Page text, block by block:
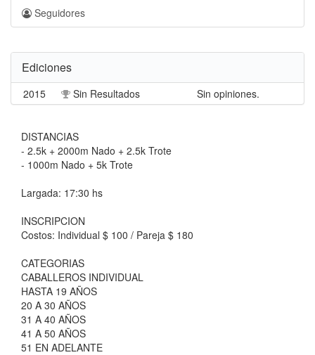
Seguidores
Ediciones
2015 Sin Resultados Sin opiniones.
DISTANCIAS
- 2.5k + 2000m Nado + 2.5k Trote
- 1000m Nado + 5k Trote
Largada: 17:30 hs
INSCRIPCION
Costos: Individual $ 100 / Pareja $ 180
CATEGORIAS
CABALLEROS INDIVIDUAL
HASTA 19 AÑOS
20 A 30 AÑOS
31 A 40 AÑOS
41 A 50 AÑOS
51 EN ADELANTE